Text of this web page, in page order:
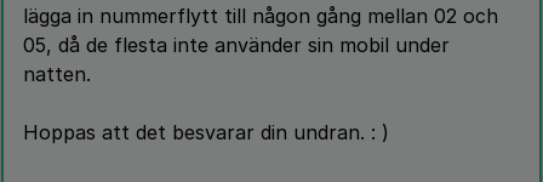
lägga in nummerflytt till någon gång mellan 02 och
05, då de flesta inte använder sin mobil under
natten.
Hoppas att det besvarar din undran. : )